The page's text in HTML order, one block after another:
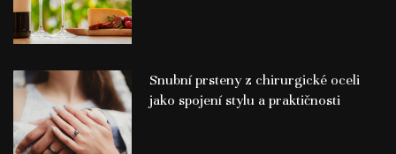
Snubní prsteny z chirurgické oceli
jako spojení stylu a praktičnosti